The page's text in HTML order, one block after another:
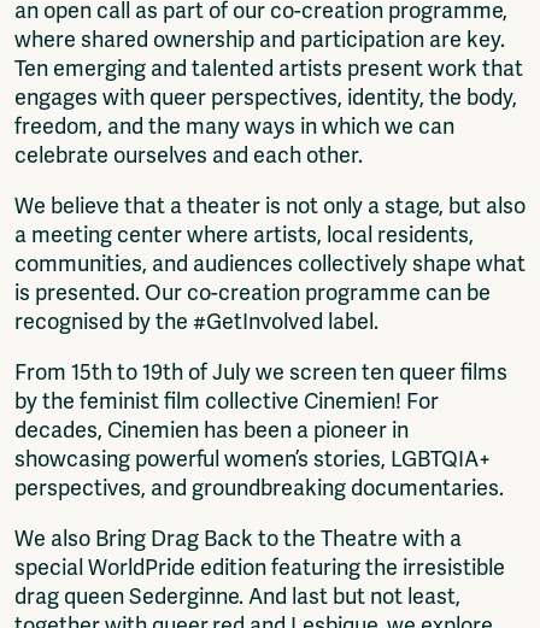
an open call as part of our co-creation programme,
where shared ownership and participation are key.
Ten emerging and talented artists present work that
engages with queer perspectives, identity, the body,
freedom, and the many ways in which we can
celebrate ourselves and each other.
We believe that a theater is not only a stage, but also
a meeting center where artists, local residents,
communities, and audiences collectively shape what
is presented. Our co-creation programme can be
recognised by the #GetInvolved label.
From 15th to 19th of July we screen ten queer films
by the feminist film collective Cinemien! For
decades, Cinemien has been a pioneer in
showcasing powerful women’s stories, LGBTQIA+
perspectives, and groundbreaking documentaries.
We also Bring Drag Back to the Theatre with a
special WorldPride edition featuring the irresistible
drag queen Sederginne. And last but not least,